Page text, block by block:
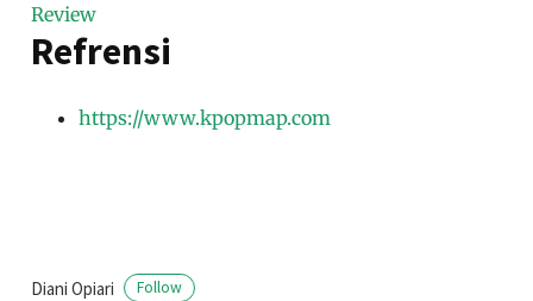
Review
Refrensi
https://www.kpopmap.com
Diani Opiari Follow